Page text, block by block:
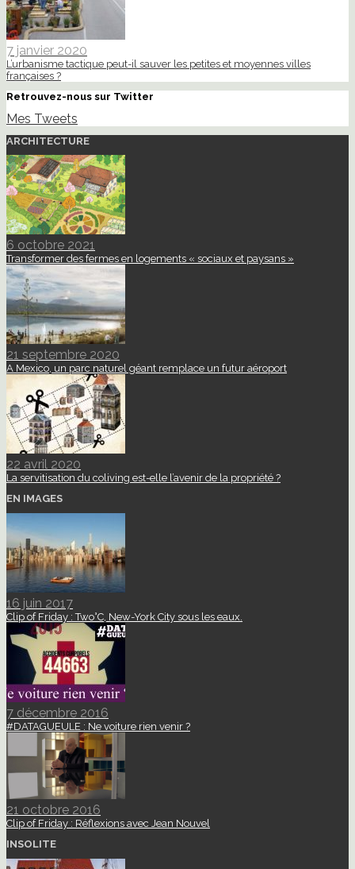
7 janvier 2020
L’urbanisme tactique peut-il sauver les petites et moyennes villes
françaises ?
Retrouvez-nous sur Twitter
Mes Tweets
ARCHITECTURE
6 octobre 2021
Transformer des fermes en logements « sociaux et paysans »
21 septembre 2020
A Mexico, un parc naturel géant remplace un futur aéroport
22 avril 2020
La servitisation du coliving est-elle l’avenir de la propriété ?
EN IMAGES
16 juin 2017
Clip of Friday : Two°C, New-York City sous les eaux.
7 décembre 2016
#DATAGUEULE : Ne voiture rien venir ?
21 octobre 2016
Clip of Friday : Réflexions avec Jean Nouvel
INSOLITE